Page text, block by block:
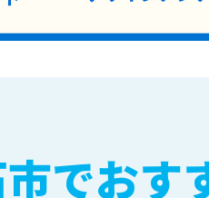
でおす